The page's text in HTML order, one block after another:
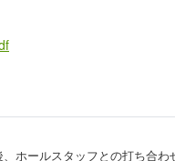
ホールスタッフとの打ち合わ